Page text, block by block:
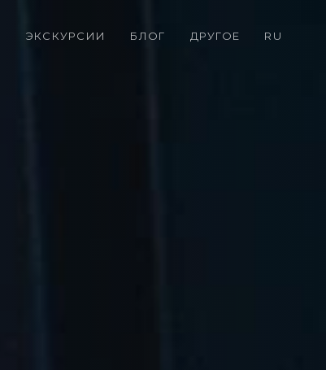
ЭКСКУРСИИ БЛОГ ДРУГОЕ RU